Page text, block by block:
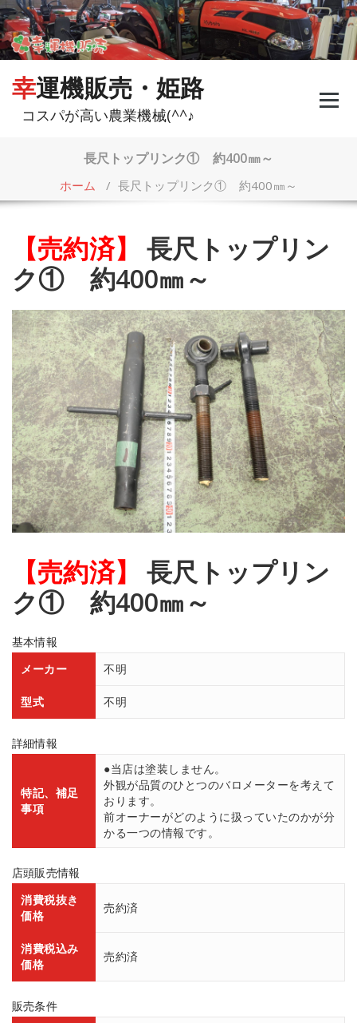
コ
ン
テ
ン
幸運機販売・姫路
コスパが高い農業機械(^^♪
長尺トップリンク① 約400㎜～
ホーム / 長尺トップリンク① 約400㎜～
【売約済】
長尺トップリン
ク① 約400㎜～
【売約済】
長尺トップリン
ク① 約400㎜～
基本情報
メーカー
不明
型式 不明
詳細情報
特記、補足
事項
●当店は塗装しません。
外観が品質のひとつのバロメーターを考えて
おります。
前オーナーがどのように扱っていたのかが分
かる一つの情報です。
店頭販売情報
消費税抜き
価格
売約済
消費税込み
価格
売約済
販売条件